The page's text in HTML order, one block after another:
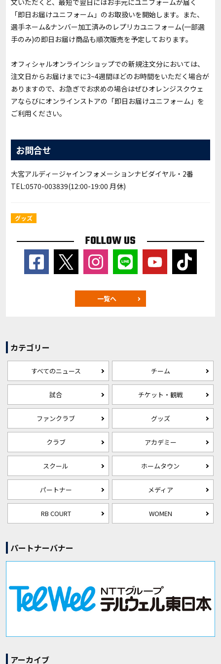
文いただくと、最短で翌日にはお手元にユニフォームが届く
「即日お届けユニフォーム」のお取扱いを開始します。また、
選手ネーム&ナンバー加工済みのレプリカユニフォーム(一部選
手のみ)の即日お届け商品も順次販売を予定しております。
オフィシャルオンラインショップでの新規注文分においては、
注文日からお届けまでに3~4週間ほどのお時間をいただく場合が
ありますので、お急ぎでお求めの場合はぜひオレンジスクウェ
アならびにオンラインストアの「即日お届けユニフォーム」を
ご利用ください。
お問合せ
大宮アルディージャインフォメーションナビダイヤル・2番
TEL:0570-003839(12:00-19:00 月休)
グッズ
FOLLOW US
一覧へ
カテゴリー
すべてのニュース チーム
試合 チケット・観戦
ファンクラブ グッズ
クラブ アカデミー
スクール ホームタウン
パートナー メディア
RB COURT WOMEN
パートナーバナー
アーカイブ